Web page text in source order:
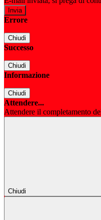
Errore
Chiudi
Successo
Chiudi
Informazione
Chiudi
Attendere...
Attendere il completamento
Chiudi